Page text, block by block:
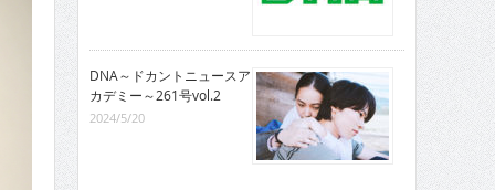
DNA～ドカントニュースア
カデミー～261号vol.2
2024/5/20